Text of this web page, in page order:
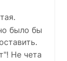
было бы
Не чета